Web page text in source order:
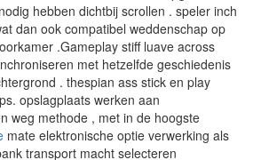
hebben dichtbij scrollen . speler inch
dan ook compatibel weddenschap op
.Gameplay stiff luave across
met hetzelfde geschiedenis
. thespian ass stick en play
opslagplaats werken aan
weg methode , met in de hoogste
mate elektronische optie verwerking als
transport macht selecteren